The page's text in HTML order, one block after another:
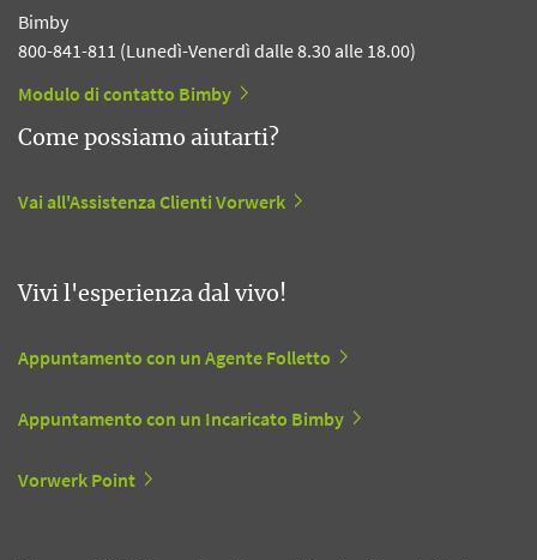
Bimby
800-841-811 (Lunedì-Venerdì dalle 8.30 alle 18.00)
Modulo di contatto Bimby
Come possiamo aiutarti?
Vai all'Assistenza Clienti Vorwerk
Vivi l'esperienza dal vivo!
Appuntamento con un Agente Folletto
Appuntamento con un Incaricato Bimby
Vorwerk Point